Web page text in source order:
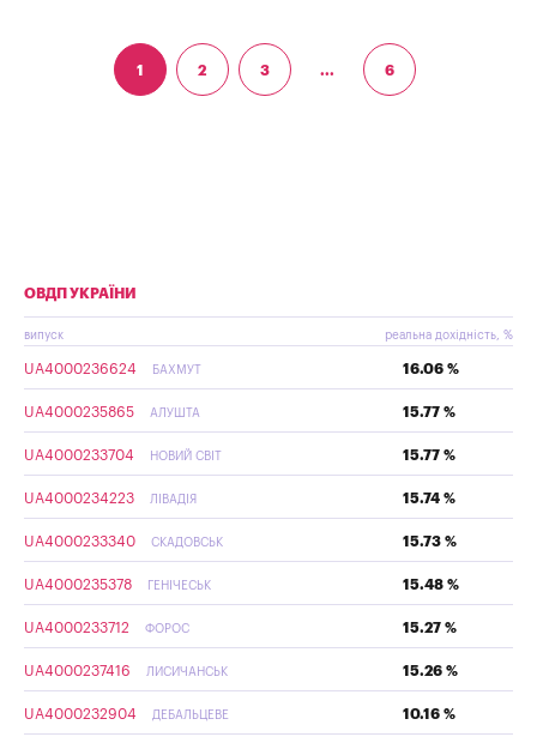
1 2 3 ... 6
ОВДП УКРАЇНИ
випуск реальна дохідність, %
UA4000236624 БАХМУТ 16.06 %
UA4000235865 АЛУШТА 15.77 %
UA4000233704 НОВИЙ СВІТ 15.77 %
UA4000234223 ЛІВАДІЯ 15.74 %
UA4000233340 СКАДОВСЬК 15.73 %
UA4000235378 ГЕНІЧЕСЬК 15.48 %
UA4000233712 ФОРОС 15.27 %
UA4000237416 ЛИСИЧАНСЬК 15.26 %
UA4000232904 ДЕБАЛЬЦЕВЕ 10.16 %